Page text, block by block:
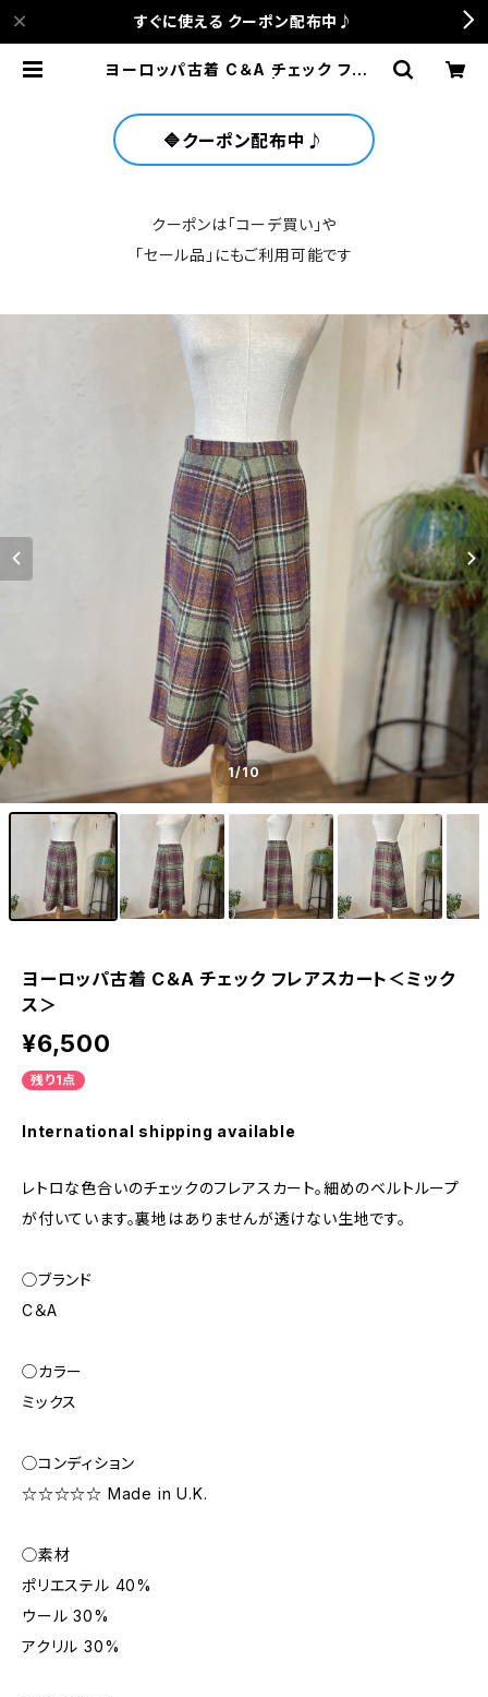
すぐに使える クーポン配布中♪
ヨーロッパ古着 C＆A チェック フレア
🔷クーポン配布中♪
クーポンは「コーデ買い」や
「セール品」にもご利用可能です
1/10
ヨーロッパ古着 C＆A チェック フレアスカート＜ミック
ス＞
¥6,500
残り1点
International shipping available
レトロな色合いのチェックのフレアスカート。細めのベルトループ
が付いています。裏地はありませんが透けない生地です。
◯ブランド
C＆A
◯カラー
ミックス
◯コンディション
☆☆☆☆☆ Made in U.K.
◯素材
ポリエステル 40%
ウール 30%
アクリル 30%